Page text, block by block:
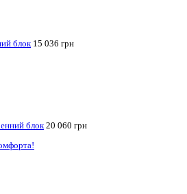
блок 15 036 грн
блок 20 060 грн